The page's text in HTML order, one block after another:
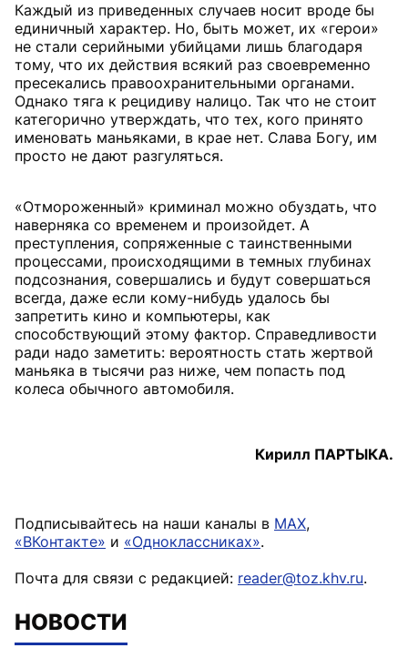
Каждый из приведенных случаев носит вроде бы
единичный характер. Но, быть может, их «герои»
не стали серийными убийцами лишь благодаря
тому, что их действия всякий раз своевременно
пресекались правоохранительными органами.
Однако тяга к рецидиву налицо. Так что не стоит
категорично утверждать, что тех, кого принято
именовать маньяками, в крае нет. Слава Богу, им
просто не дают разгуляться.
«Отмороженный» криминал можно обуздать, что
наверняка со временем и произойдет. А
преступления, сопряженные с таинственными
процессами, происходящими в темных глубинах
подсознания, совершались и будут совершаться
всегда, даже если кому-нибудь удалось бы
запретить кино и компьютеры, как
способствующий этому фактор. Справедливости
ради надо заметить: вероятность стать жертвой
маньяка в тысячи раз ниже, чем попасть под
колеса обычного автомобиля.
Кирилл ПАРТЫКА.
Подписывайтесь на наши каналы в MAX,
«ВКонтакте» и «Одноклассниках».
Почта для связи с редакцией: reader@toz.khv.ru.
НОВОСТИ